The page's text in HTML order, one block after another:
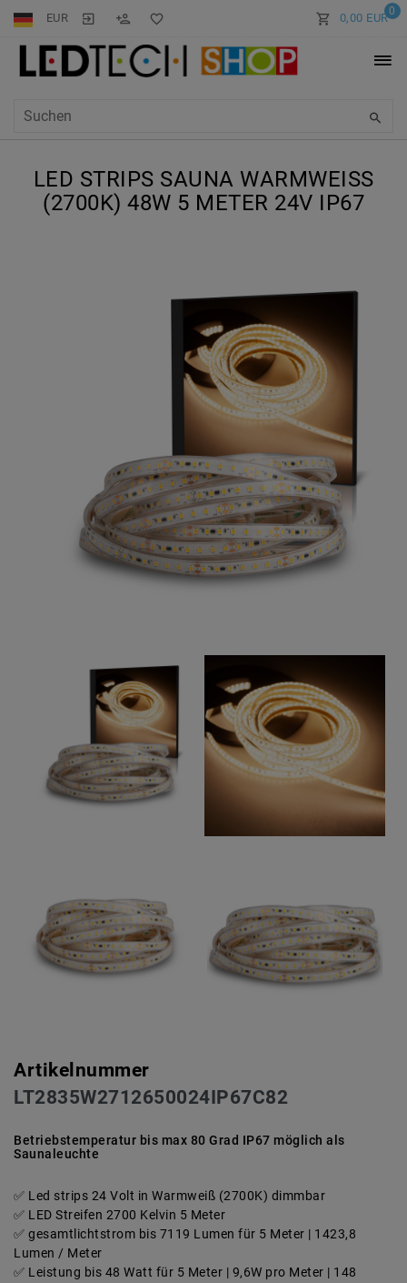
EUR 0
0,00 EUR
LED STRIPS SAUNA WARMWEISS (
2700K) 48W 5 METER 24V IP67
Artikelnummer
LT2835W2712650024IP67C82
Betriebstemperatur bis max 80 Grad IP67 möglich als
Saunaleuchte
Led strips 24 Volt in Warmweiß (2700K) dimmbar
LED Streifen 2700 Kelvin 5 Meter
gesamtlichtstrom bis 7119 Lumen für 5 Meter | 1423,8
Lumen / Meter
Leistung bis 48 Watt für 5 Meter | 9,6W pro Meter | 148